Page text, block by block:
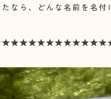
なら、どんな名前を名付